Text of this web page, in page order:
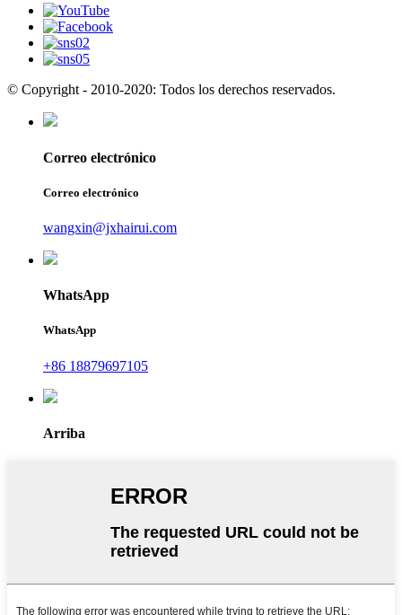
© Copyright - 2010-2020: Todos los derechos reservados.
Correo electrónico
Correo electrónico
wangxin@jxhairui.com
WhatsApp
WhatsApp
+86 18879697105
Arriba